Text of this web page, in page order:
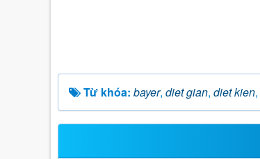
Từ khóa: bayer, diet gian, diet kien,